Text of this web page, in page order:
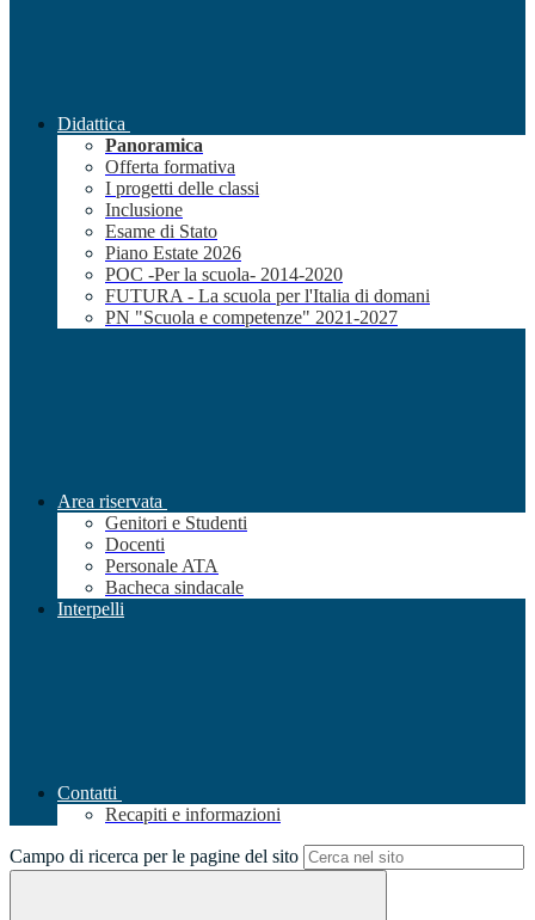
Didattica
Panoramica
Offerta formativa
I progetti delle classi
Inclusione
Esame di Stato
Piano Estate 2026
POC -Per la scuola- 2014-2020
FUTURA - La scuola per l'Italia di domani
PN "Scuola e competenze" 2021-2027
Area riservata
Genitori e Studenti
Docenti
Personale ATA
Bacheca sindacale
Interpelli
Contatti
Recapiti e informazioni
Campo di ricerca per le pagine del sito